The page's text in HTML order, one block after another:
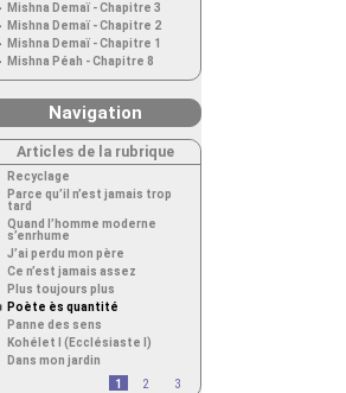
Mishna Demaï - Chapitre 3
Mishna Demaï - Chapitre 2
Mishna Demaï - Chapitre 1
Mishna Péah - Chapitre 8
Navigation
Articles de la rubrique
Recyclage
Parce qu’il n’est jamais trop
tard
Quand l’homme moderne
s’enrhume
J’ai perdu mon père
Ce n’est jamais assez
Plus toujours plus
Poète ès quantité
Panne des sens
Kohélet I (Ecclésiaste I)
Dans mon jardin
1
2 3